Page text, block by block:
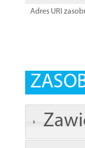
Adres URI